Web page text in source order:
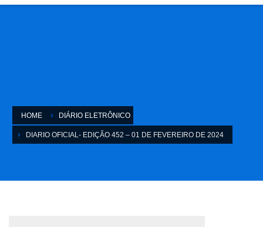
HOME DIÁRIO ELETRÔNICO
DIARIO OFICIAL- EDIÇÃO 452 – 01 DE FEVEREIRO DE 2024